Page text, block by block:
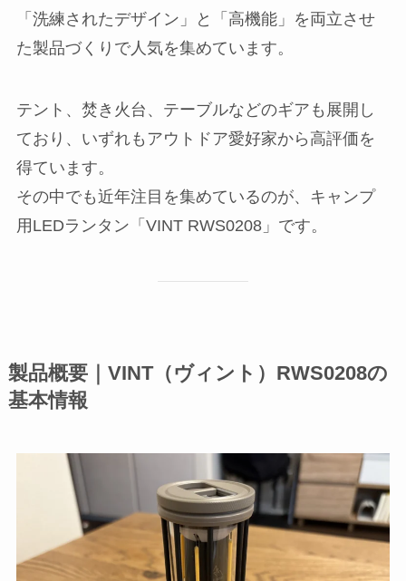
「洗練されたデザイン」と「高機能」を両立させ
た製品づくりで人気を集めています。
テント、焚き火台、テーブルなどのギアも展開し
ており、いずれもアウトドア愛好家から高評価を
得ています。
その中でも近年注目を集めているのが、キャンプ
用LEDランタン「VINT RWS0208」です。
製品概要｜VINT（ヴィント）RWS0208の
基本情報